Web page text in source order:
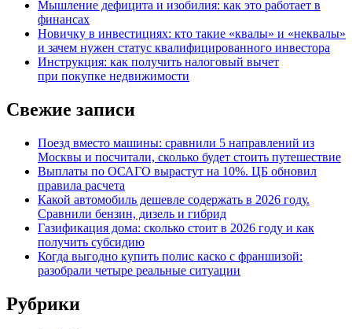
Мышление дефицита и изобилия: как это работает в
финансах
Новичку в инвестициях: кто такие «квалы» и «неквалы»
и зачем нужен статус квалифицированного инвестора
Инструкция: как получить налоговый вычет
при покупке недвижимости
Свежие записи
Поезд вместо машины: сравнили 5 направлений из
Москвы и посчитали, сколько будет стоить путешествие
Выплаты по ОСАГО вырастут на 10%. ЦБ обновил
правила расчета
Какой автомобиль дешевле содержать в 2026 году.
Сравнили бензин, дизель и гибрид
Газификация дома: сколько стоит в 2026 году и как
получить субсидию
Когда выгодно купить полис каско с франшизой:
разобрали четыре реальные ситуации
Рубрики